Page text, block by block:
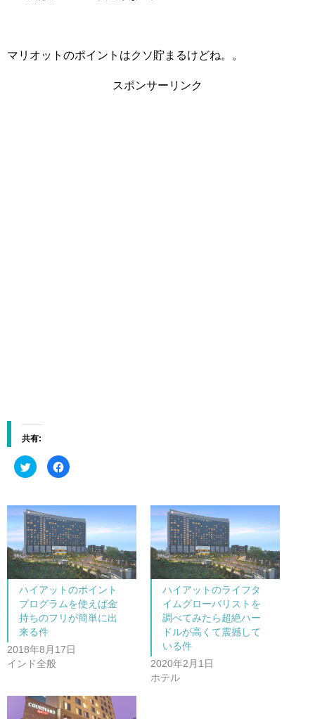
マリオットのポイントはクソ貯まるけどね。。
スポンサーリンク
共有:
ク
リ
て
T
w
i
t
t
e
r
で
共
有
(
新
し
い
ウ
ン
ド
ウ
ま
す
F
a
o
o
k
で
共
有
す
る
に
は
ク
リ
ッ
ク
し
だ
さ
い
ウ
ハイアットのポイント
プログラムを使えば金
持ちのフリが簡単に出
来る件
2018年8月17日
インド全般
ハイアットのライフタ
イムグローバリストを
調べてみたら超絶ハー
ドルが高くて震撼して
いる件
2020年2月1日
ホテル